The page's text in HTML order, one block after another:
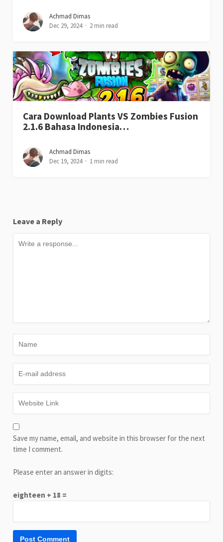
Achmad Dimas
Dec 29, 2024
2 min read
Cara Download Plants VS Zombies Fusion
2.1.6 Bahasa Indonesia…
Achmad Dimas
Dec 19, 2024
1 min read
Leave a Reply
Save my name, email, and website in this browser for the next
time I comment.
Please enter an answer in digits:
eighteen + 18 =